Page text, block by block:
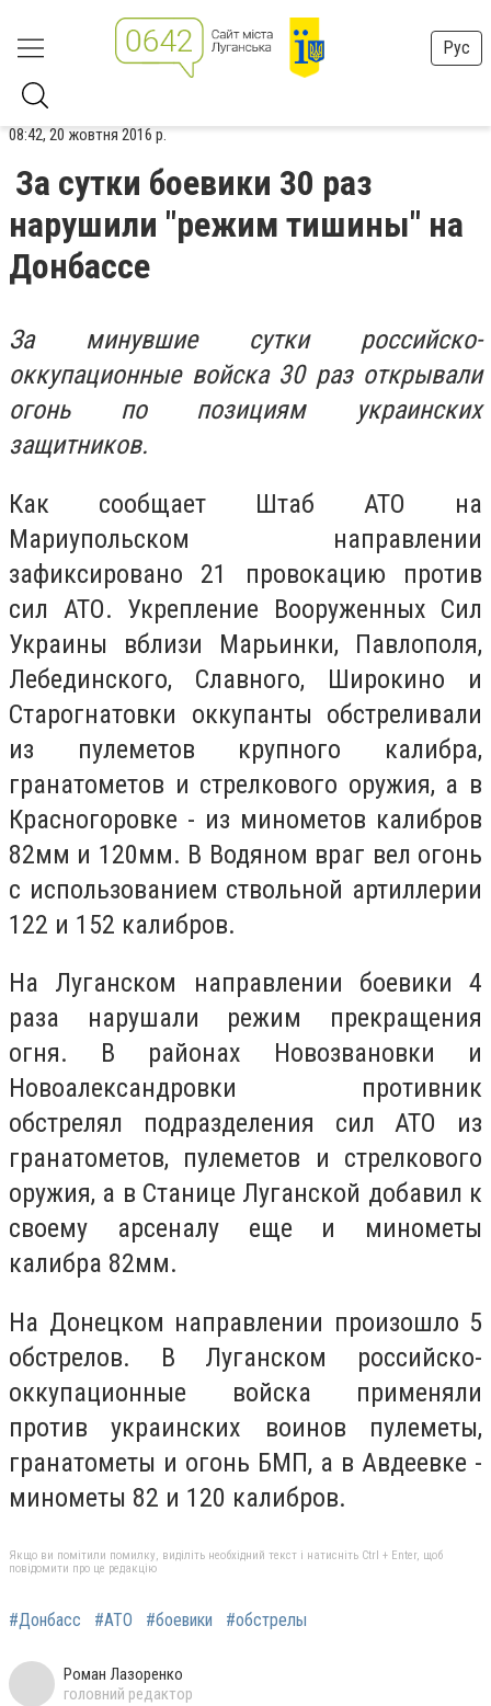
Рус
08:42, 20 жовтня 2016 р.
За сутки боевики 30 раз
нарушили "режим тишины" на
Донбассе
За минувшие сутки российско-
оккупационные войска 30 раз открывали
огонь по позициям украинских
защитников.
Как сообщает Штаб АТО на
Мариупольском направлении
зафиксировано 21 провокацию против
сил АТО. Укрепление Вооруженных Сил
Украины вблизи Марьинки, Павлополя,
Лебединского, Славного, Широкино и
Старогнатовки оккупанты обстреливали
из пулеметов крупного калибра,
гранатометов и стрелкового оружия, а в
Красногоровке - из минометов калибров
82мм и 120мм. В Водяном враг вел огонь
с использованием ствольной артиллерии
122 и 152 калибров.
На Луганском направлении боевики 4
раза нарушали режим прекращения
огня. В районах Новозвановки и
Новоалександровки противник
обстрелял подразделения сил АТО из
гранатометов, пулеметов и стрелкового
оружия, а в Станице Луганской добавил к
своему арсеналу еще и минометы
калибра 82мм.
На Донецком направлении произошло 5
обстрелов. В Луганском российско-
оккупационные войска применяли
против украинских воинов пулеметы,
гранатометы и огонь БМП, а в Авдеевке -
минометы 82 и 120 калибров.
Якщо ви помітили помилку, виділіть необхідний текст і натисніть Ctrl + Enter, щоб
повідомити про це редакцію
#Донбасс #АТО #боевики #обстрелы
Роман Лазоренко
головний редактор